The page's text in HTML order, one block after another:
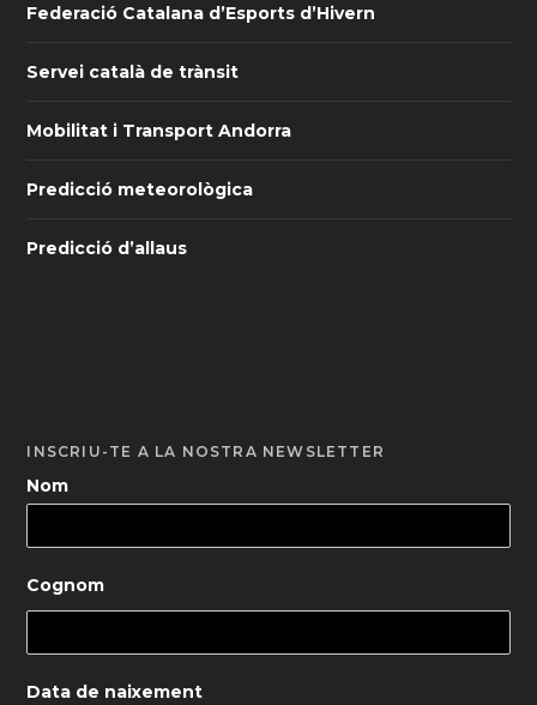
Federació Catalana d’Esports d’Hivern
Servei català de trànsit
Mobilitat i Transport Andorra
Predicció meteorològica
Predicció d’allaus
INSCRIU-TE A LA NOSTRA NEWSLETTER
Nom
Cognom
Data de naixement